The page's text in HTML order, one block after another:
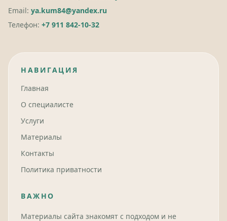
Email: ya.kum84@yandex.ru
Телефон: +7 911 842-10-32
НАВИГАЦИЯ
Главная
О специалисте
Услуги
Материалы
Контакты
Политика приватности
ВАЖНО
Материалы сайта знакомят с подходом и не